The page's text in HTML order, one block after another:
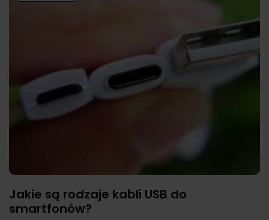
Jakie są rodzaje kabli USB do
smartfonów?